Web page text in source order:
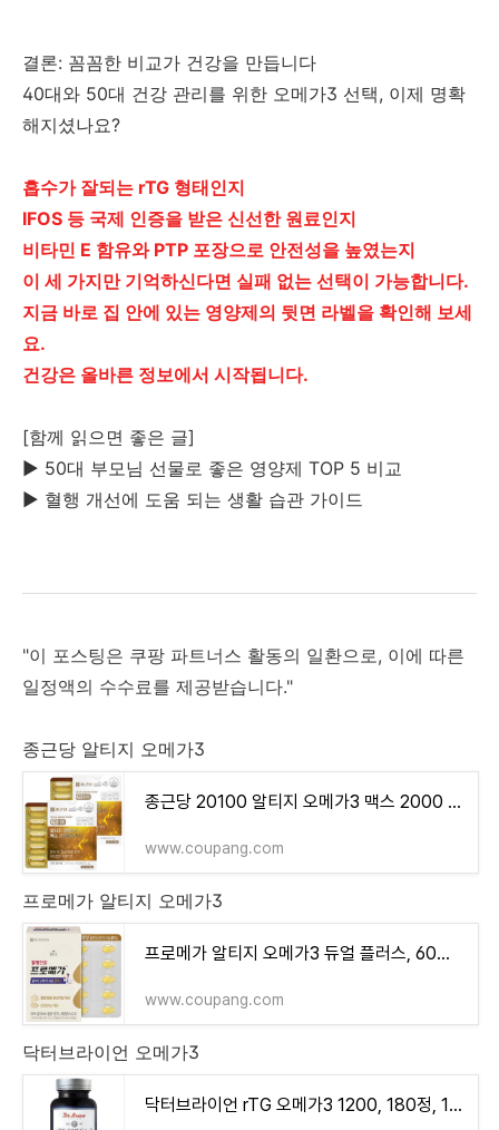
결론: 꼼꼼한 비교가 건강을 만듭니다
40대와 50대 건강 관리를 위한 오메가3 선택, 이제 명확
해지셨나요?
흡수가 잘되는 rTG 형태인지
IFOS 등 국제 인증을 받은 신선한 원료인지
비타민 E 함유와 PTP 포장으로 안전성을 높였는지
이 세 가지만 기억하신다면 실패 없는 선택이 가능합니다.
지금 바로 집 안에 있는 영양제의 뒷면 라벨을 확인해 보세
요.
건강은 올바른 정보에서 시작됩니다.
[함께 읽으면 좋은 글]
▶ 50대 부모님 선물로 좋은 영양제 TOP 5 비교
▶ 혈행 개선에 도움 되는 생활 습관 가이드
"이 포스팅은 쿠팡 파트너스 활동의 일환으로, 이에 따른
일정액의 수수료를 제공받습니다."
종근당 알티지 오메가3
종근당 20100 알티지 오메가3 맥스 2000 플러스, 60정, 2개 - MCT오일/영양제 | 쿠팡
www.coupang.com
프로메가 알티지 오메가3
프로메가 알티지 오메가3 듀얼 플러스, 60정, 1개 - MCT오일/영양제 | 쿠팡
www.coupang.com
닥터브라이언 오메가3
닥터브라이언 rTG 오메가3 1200, 180정, 1개 - MCT오일/영양제 | 쿠팡